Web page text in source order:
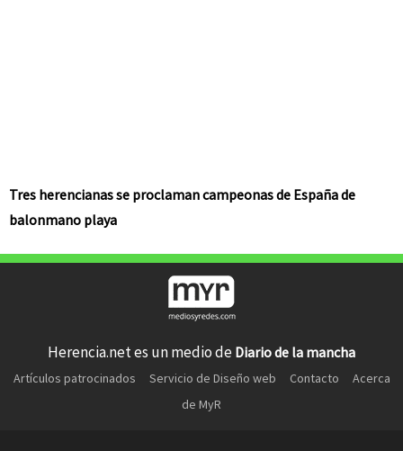
Tres herencianas se proclaman campeonas de España de
balonmano playa
Herencia.net es un medio de Diario de la mancha
Artículos patrocinados Servicio de Diseño web Contacto
Acerca
de MyR